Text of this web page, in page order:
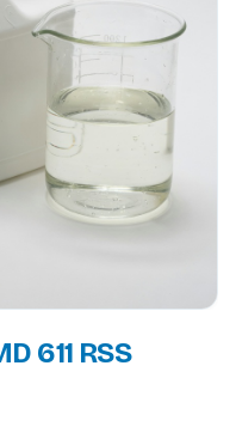
611 RSS